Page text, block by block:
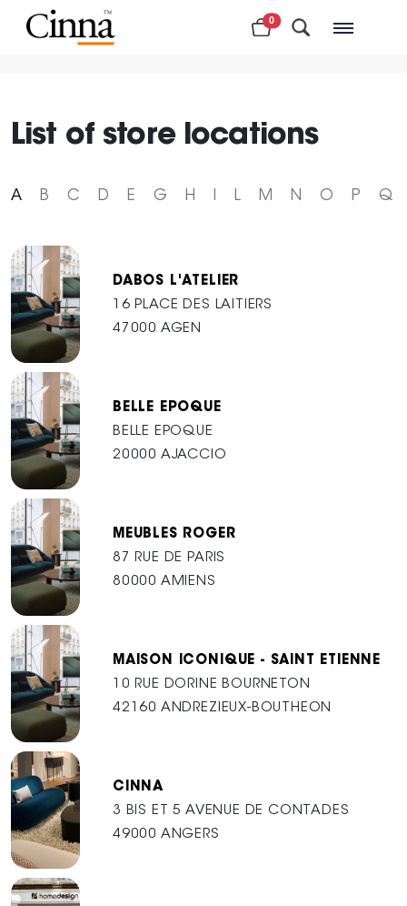
0
List of store locations
A B C D E G H L M N O P Q
DABOS L'ATELIER
16 PLACE DES LAITIERS
47000 AGEN
BELLE EPOQUE
BELLE EPOQUE
20000 AJACCIO
MEUBLES ROGER
87 RUE DE PARIS
80000 AMIENS
MAISON ICONIQUE - SAINT ETIENNE
10 RUE DORINE BOURNETON
42160 ANDREZIEUX-BOUTHEON
CINNA
3 BIS ET 5 AVENUE DE CONTADES
49000 ANGERS